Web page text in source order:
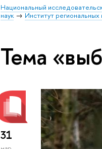
Национальный
наук
Институт
Тема
31